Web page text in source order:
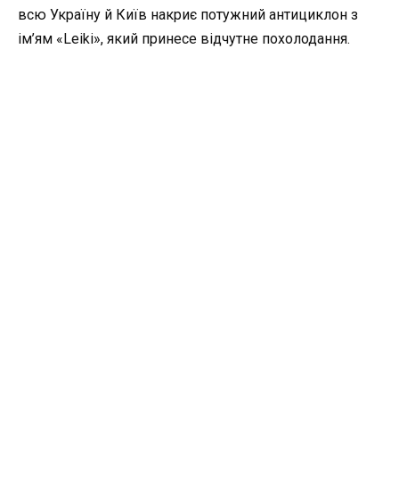
всю Україну й Київ накриє потужний антициклон з
ім’ям «Leiki», який принесе відчутне похолодання.